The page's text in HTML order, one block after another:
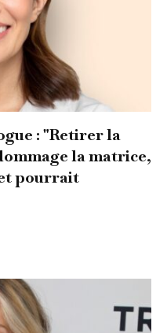
: "Retirer la
la matrice,
pourrait